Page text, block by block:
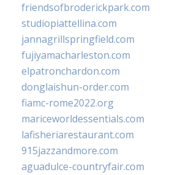
friendsofbroderickpark.com
studiopiattellina.com
jannagrillspringfield.com
fujiyamacharleston.com
elpatronchardon.com
donglaishun-order.com
fiamc-rome2022.org
mariceworldessentials.com
lafisheriarestaurant.com
915jazzandmore.com
aguadulce-countryfair.com